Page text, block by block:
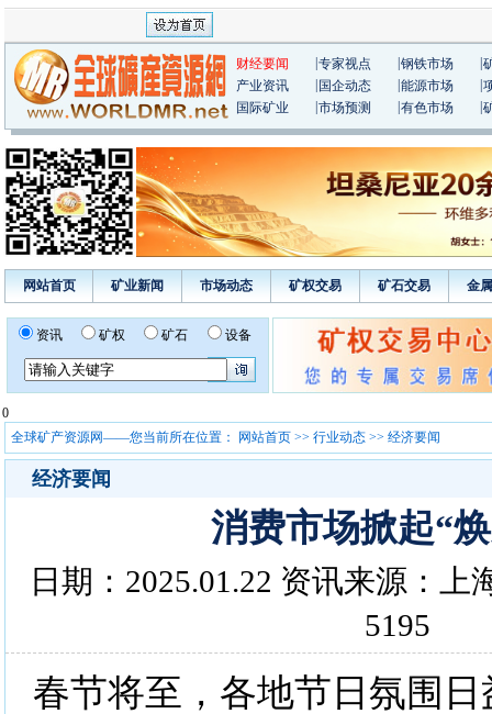
财经要闻 专家视点 钢铁市场
产业资讯
国企动态 能源市场
国际矿业
市场预测 有色市场
网站首页 矿业新闻 市场动态 矿权交易 矿石交易 金
资讯 矿权 矿石 设备
0
全球矿产资源网——您当前所在位置：
网站首页 >> 行业动态 >> 经济要闻
经济要闻
消费市场掀起“
日期：2025.01.22 资讯来源：上
5195
春节将至，各地节日氛围